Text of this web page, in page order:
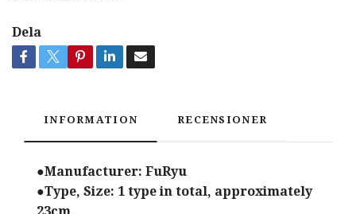
Dela
INFORMATION RECENSIONER
●Manufacturer: FuRyu
●Type, Size: 1 type in total, approximately